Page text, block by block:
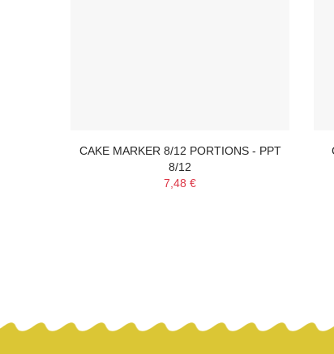
CAKE MARKER 8/12 PORTIONS - PPT
8/12
7,48 €